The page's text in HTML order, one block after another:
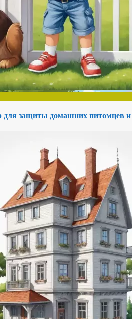
для защиты домашних питомцев и